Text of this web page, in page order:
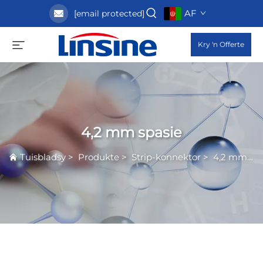
[email protected] AF
Kry 'n Offerte
4,2 mm spasie
Tuisbladsy > Produkte > Strip-konnektor> 4,2 mm spasie